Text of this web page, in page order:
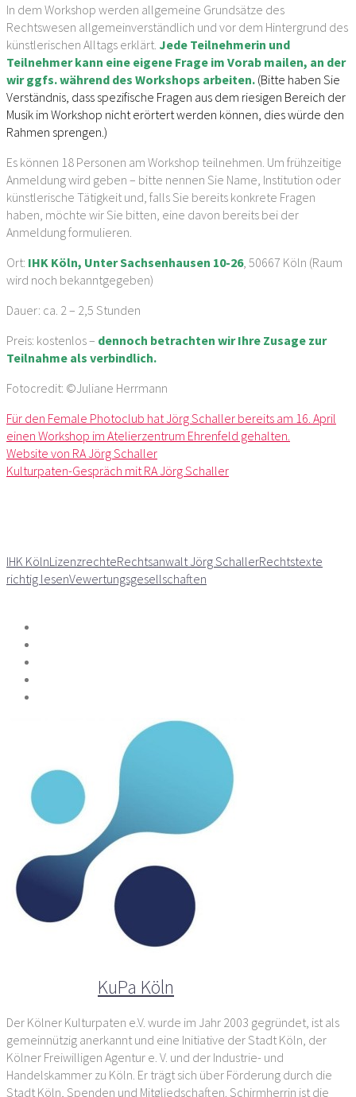
In dem Workshop werden allgemeine Grundsätze des
Rechtswesen allgemeinverständlich und vor dem Hintergrund des
künstlerischen Alltags erklärt. Jede Teilnehmerin und
Teilnehmer kann eine eigene Frage im Vorab mailen, an der
wir ggfs. während des Workshops arbeiten. (Bitte haben Sie
Verständnis, dass spezifische Fragen aus dem riesigen Bereich der
Musik im Workshop nicht erörtert werden können, dies würde den
Rahmen sprengen.)
Es können 18 Personen am Workshop teilnehmen. Um frühzeitige
Anmeldung wird geben – bitte nennen Sie Name, Institution oder
künstlerische Tätigkeit und, falls Sie bereits konkrete Fragen
haben, möchte wir Sie bitten, eine davon bereits bei der
Anmeldung formulieren.
Ort: IHK Köln, Unter Sachsenhausen 10-26, 50667 Köln (Raum
wird noch bekanntgegeben)
Dauer: ca. 2 – 2,5 Stunden
Preis: kostenlos – dennoch betrachten wir Ihre Zusage zur
Teilnahme als verbindlich.
Fotocredit: ©Juliane Herrmann
Für den Female Photoclub hat Jörg Schaller bereits am 16. April
einen Workshop im Atelierzentrum Ehrenfeld gehalten.
Website von RA Jörg Schaller
Kulturpaten-Gespräch mit RA Jörg Schaller
IHK KölnLizenzrechteRechtsanwalt Jörg SchallerRechtstexte
richtig lesenVewertungsgesellschaften
KuPa Köln
Der Kölner Kulturpaten e.V. wurde im Jahr 2003 gegründet, ist als
gemeinnützig anerkannt und eine Initiative der Stadt Köln, der
Kölner Freiwilligen Agentur e. V. und der Industrie- und
Handelskammer zu Köln. Er trägt sich über Förderung durch die
Stadt Köln, Spenden und Mitgliedschaften. Schirmherrin ist die